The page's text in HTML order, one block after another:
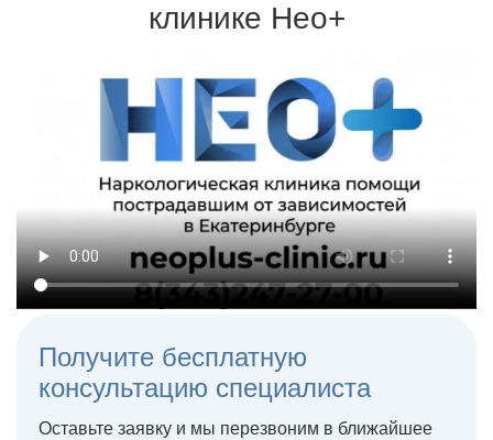
Терапия может проходить на дому или в стационаре
клинике Нео+
Получите бесплатную
консультацию специалиста
Оставьте заявку и мы перезвоним в ближайшее